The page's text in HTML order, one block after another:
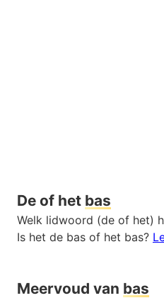
De of het bas
Welk lidwoord (de of het)
Is het de bas of het bas?
Meervoud van bas